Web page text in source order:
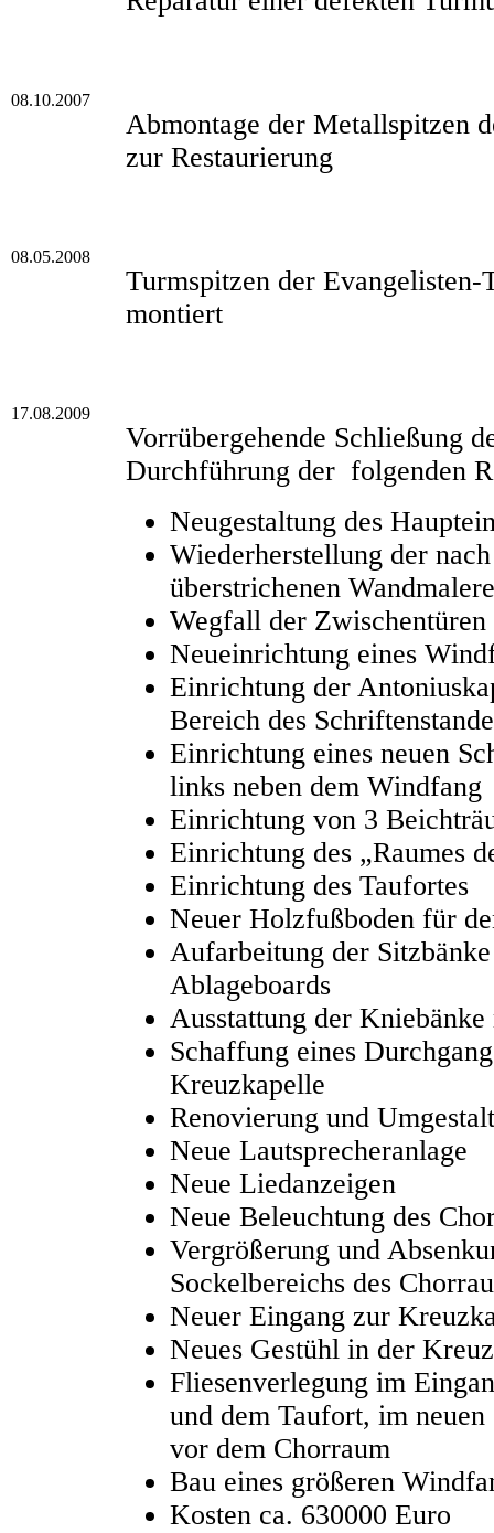
08.10.2007
Abmontage der Metallspitzen
zur Restaurierung
08.05.2008
Turmspitzen der
montiert
17.08.2009
Vorrübergehende Schließung
Durchführung der folgenden
Neugestaltung des
Wiederherstellung der
überstrichenen
Wegfall der
Neueinrichtung eines
Einrichtung der
Bereich des
Einrichtung eines neuen
links neben dem Windfang
Einrichtung von 3
Einrichtung des „Raumes
Einrichtung des Taufortes
Neuer Holzfußboden für
Aufarbeitung der
Ablageboards
Ausstattung der
Schaffung eines
Kreuzkapelle
Renovierung und
Neue Lautsprecheranlage
Neue Liedanzeigen
Neue Beleuchtung des
Vergrößerung und
Sockelbereichs des
Neuer Eingang zur
Neues Gestühl in der
Fliesenverlegung im
und dem Taufort, im
vor dem Chorraum
Bau eines größeren
Kosten ca. 630000 Euro